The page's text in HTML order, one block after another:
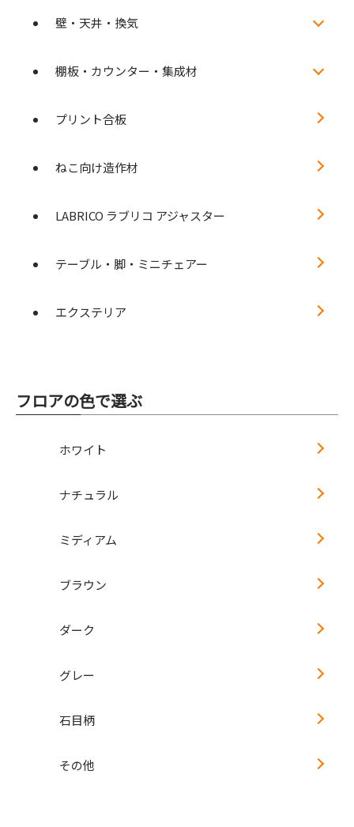
壁・天井・換気
棚板・カウンター・集成材
プリント合板
ねこ向け造作材
LABRICO ラブリコ アジャスター
テーブル・脚・ミニチェアー
エクステリア
フロアの色で選ぶ
ホワイト
ナチュラル
ミディアム
ブラウン
ダーク
グレー
石目柄
その他